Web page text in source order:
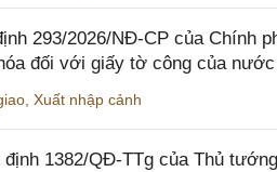
293/2026/NĐ-CP của Chính
đối với giấy tờ công của
, Xuất nhập cảnh
định 1382/QĐ-TTg của Thủ